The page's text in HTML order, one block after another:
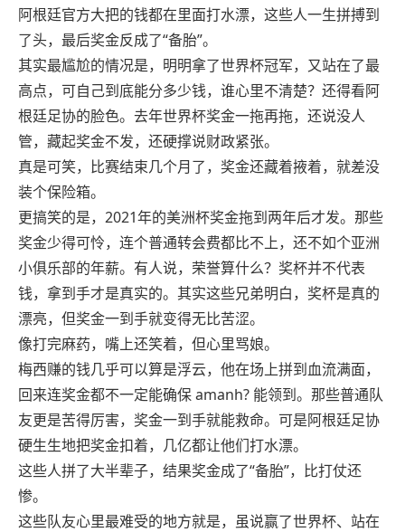
阿根廷官方大把的钱都在里面打水漂，这些人一生拼搏到
了头，最后奖金反成了“备胎”。
其实最尴尬的情况是，明明拿了世界杯冠军，又站在了最
高点，可自己到底能分多少钱，谁心里不清楚？还得看阿
根廷足协的脸色。去年世界杯奖金一拖再拖，还说没人
管，藏起奖金不发，还硬撑说财政紧张。
真是可笑，比赛结束几个月了，奖金还藏着掖着，就差没
装个保险箱。
更搞笑的是，2021年的美洲杯奖金拖到两年后才发。那些
奖金少得可怜，连个普通转会费都比不上，还不如个亚洲
小俱乐部的年薪。有人说，荣誉算什么？奖杯并不代表
钱，拿到手才是真实的。其实这些兄弟明白，奖杯是真的
漂亮，但奖金一到手就变得无比苦涩。
像打完麻药，嘴上还笑着，但心里骂娘。
梅西赚的钱几乎可以算是浮云，他在场上拼到血流满面，
回来连奖金都不一定能确保 amanh? 能领到。那些普通队
友更是苦得厉害，奖金一到手就能救命。可是阿根廷足协
硬生生地把奖金扣着，几亿都让他们打水漂。
这些人拼了大半辈子，结果奖金成了“备胎”，比打仗还
惨。
这些队友心里最难受的地方就是，虽说赢了世界杯、站在